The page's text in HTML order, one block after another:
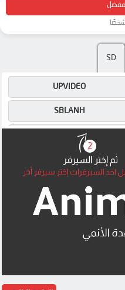
SD
UPVIDEO
SBLANH
UPVIDEO
4SHARED